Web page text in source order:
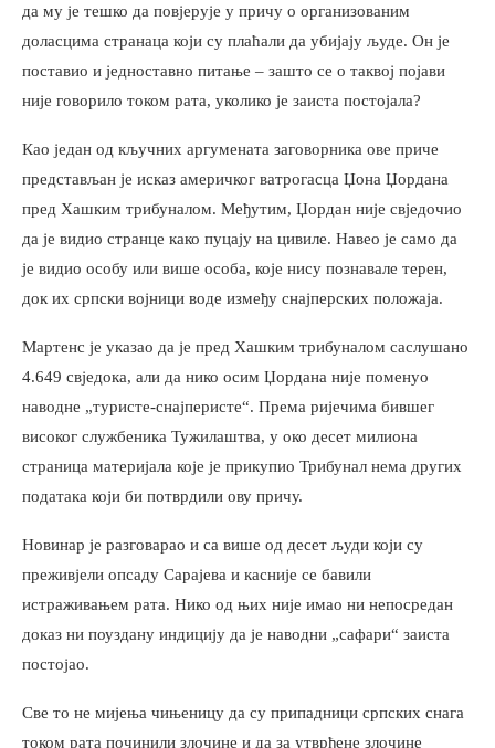
да му је тешко да повјерује у причу о организованим
доласцима странаца који су плаћали да убијају људе. Он је
поставио и једноставно питање – зашто се о таквој појави
није говорило током рата, уколико је заиста постојала?
Као један од кључних аргумената заговорника ове приче
представљан је исказ америчког ватрогасца Џона Џордана
пред Хашким трибуналом. Међутим, Џордан није свједочио
да је видио странце како пуцају на цивиле. Навео је само да
је видио особу или више особа, које нису познавале терен,
док их српски војници воде између снајперских положаја.
Мартенс је указао да је пред Хашким трибуналом саслушано
4.649 свједока, али да нико осим Џордана није поменуо
наводне „туристе-снајперисте“. Према ријечима бившег
високог службеника Тужилаштва, у око десет милиона
страница материјала које је прикупио Трибунал нема других
података који би потврдили ову причу.
Новинар је разговарао и са више од десет људи који су
преживјели опсаду Сарајева и касније се бавили
истраживањем рата. Нико од њих није имао ни непосредан
доказ ни поуздану индицију да је наводни „сафари“ заиста
постојао.
Све то не мијења чињеницу да су припадници српских снага
током рата починили злочине и да за утврђене злочине